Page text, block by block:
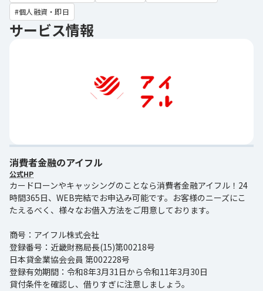
個人融資・即日
サービス情報
消費者金融のアイフル
公式HP
カードローンやキャッシングのことなら消費者金融アイフル！24
時間365日、WEB完結でお申込み可能です。お客様のニーズにこ
たえるべく、様々なお借入方法をご用意しております。
商号：アイフル株式会社
登録番号：近畿財務局長(15)第00218号
日本貸金業協会会員 第002228号
登録有効期間：令和8年3月31日から令和11年3月30日
貸付条件を確認し、借りすぎに注意しましょう。